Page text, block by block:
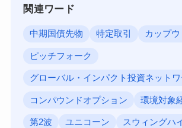
関連ワード
中期国債先物 特定取引 カップ
ピッチフォーク
グローバル・インパクト投資ネットワ
コンパウンドオプション 環境対象
第2波 ユニコーン スウィングハ